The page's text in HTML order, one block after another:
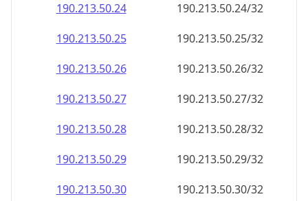
190.213.50.24
190.213.50.24/32
190.213.50.25
190.213.50.25/32
190.213.50.26
190.213.50.26/32
190.213.50.27
190.213.50.27/32
190.213.50.28
190.213.50.28/32
190.213.50.29
190.213.50.29/32
190.213.50.30
190.213.50.30/32